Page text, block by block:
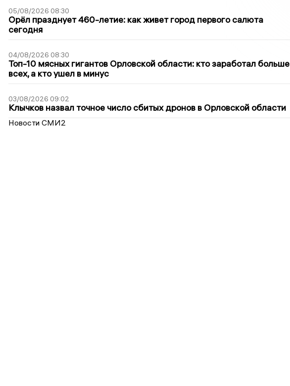
05/08/2026 08:30
Орёл празднует 460-летие: как живет город первого салюта
сегодня
04/08/2026 08:30
Топ-10 мясных гигантов Орловской области: кто заработал больше
всех, а кто ушел в минус
03/08/2026 09:02
Клычков назвал точное число сбитых дронов в Орловской области
Новости СМИ2